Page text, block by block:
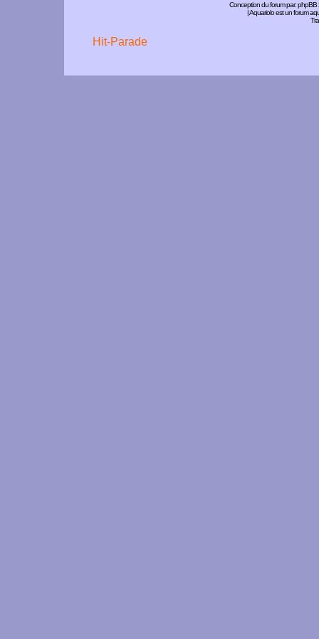
Conception du forum par:phpBB
| Aquariolo est un forum